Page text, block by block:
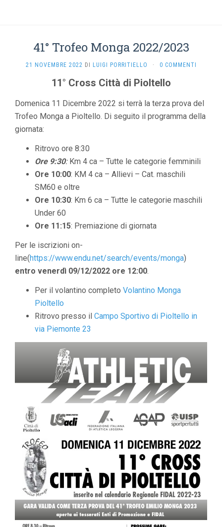
41° Trofeo Monga 2022/2023
21 NOVEMBRE 2022 DI LUIGI PORRITIELLO · 0 COMMENTI
11° Cross Città di Pioltello
Domenica 11 Dicembre 2022 si terrà la terza prova del
Trofeo Monga a Pioltello. Di seguito il programma della
giornata:
Ritrovo ore 8:30
Ore 9:30:Km 4 ca – Tutte le categorie femminili
Ore 10:00: KM 4 ca – Allievi – Cat. maschili
SM60 e oltre
Ore 10:30: Km 6 ca – Tutte le categorie maschili
Under 60
Ore 11:15: Premiazione di giornata
Per le iscrizioni on-
line(https://www.endu.net/search/events/monga)
entro venerdì 09/12/2022 ore 12:00.
Per il volantino completo Volantino Monga
Pioltello
Ritrovo presso il Campo Sportivo di Pioltello in
via Piemonte 23